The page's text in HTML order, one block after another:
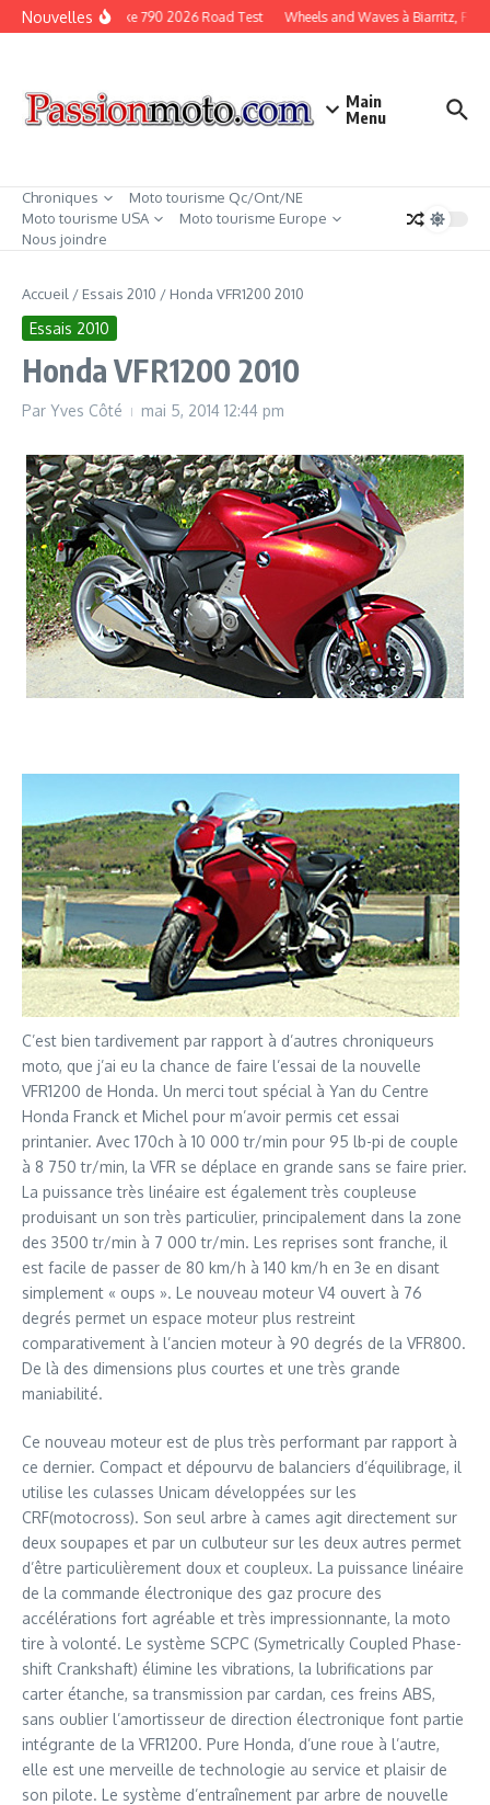
Aller au contenu
NouvellesKTM Duke 790 2026 Road Test Wheels and Waves à Biarritz,
Main
Menu
Chroniques
Moto tourisme Qc/Ont/NE
Moto tourisme USA
Moto tourisme Europe
Nous joindre
Accueil / Essais 2010 / Honda VFR1200 2010
Essais 2010
Honda VFR1200 2010
Par Yves Côté mai 5, 2014 12:44 pm
C’est bien tardivement par rapport à d’autres chroniqueurs
moto, que j’ai eu la chance de faire l’essai de la nouvelle
VFR1200 de Honda. Un merci tout spécial à Yan du Centre
Honda Franck et Michel pour m’avoir permis cet essai
printanier. Avec 170ch à 10 000 tr/min pour 95 lb-pi de couple
à 8 750 tr/min, la VFR se déplace en grande sans se faire prier.
La puissance très linéaire est également très coupleuse
produisant un son très particulier, principalement dans la zone
des 3500 tr/min à 7 000 tr/min. Les reprises sont franche, il
est facile de passer de 80 km/h à 140 km/h en 3e en disant
simplement « oups ». Le nouveau moteur V4 ouvert à 76
degrés permet un espace moteur plus restreint
comparativement à l’ancien moteur à 90 degrés de la VFR800.
De là des dimensions plus courtes et une très grande
maniabilité.
Ce nouveau moteur est de plus très performant par rapport à
ce dernier. Compact et dépourvu de balanciers d’équilibrage, il
utilise les culasses Unicam développées sur les
CRF(motocross). Son seul arbre à cames agit directement sur
deux soupapes et par un culbuteur sur les deux autres permet
d’être particulièrement doux et coupleux. La puissance linéaire
de la commande électronique des gaz procure des
accélérations fort agréable et très impressionnante, la moto
tire à volonté. Le système SCPC (Symetrically Coupled Phase-
shift Crankshaft) élimine les vibrations, la lubrifications par
carter étanche, sa transmission par cardan, ces freins ABS,
sans oublier l’amortisseur de direction électronique font partie
intégrante de la VFR1200. Pure Honda, d’une roue à l’autre,
elle est une merveille de technologie au service et plaisir de
son pilote. Le système d’entraînement par arbre de nouvelle